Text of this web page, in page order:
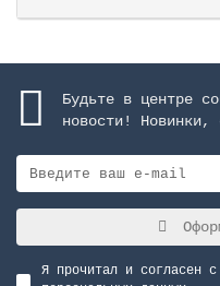
Будьте в центре
новости! Новинки,
Я прочитал и согласен с